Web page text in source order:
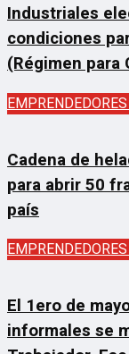
Industriales
condiciones
(Régimen para
Cadena de
para abrir 50
país
El 1ero de
informales se